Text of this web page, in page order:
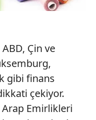
ABD, Çin ve
gibi finans
çekiyor.
Emirlikleri